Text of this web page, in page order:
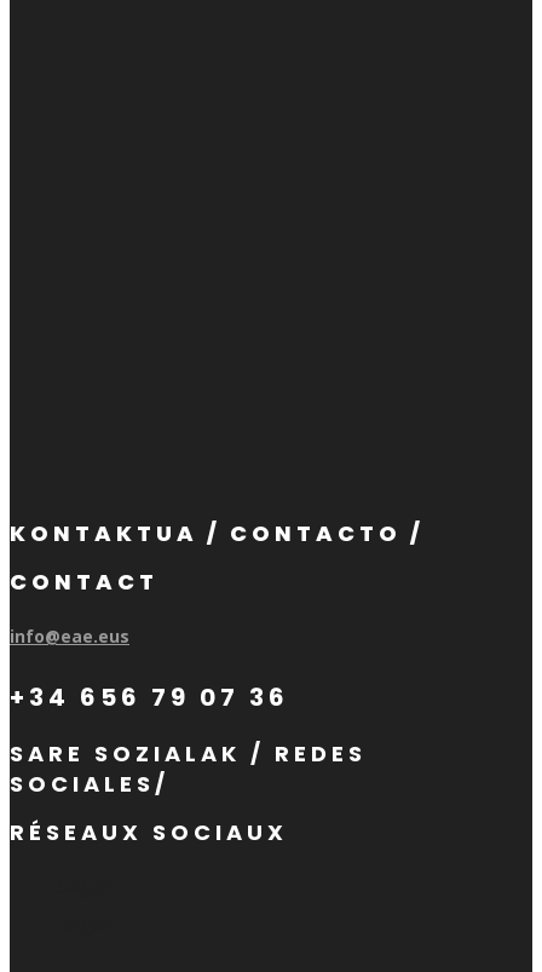
KONTAKTUA / CONTACTO /
CONTACT
info@eae.eus
+34 656 79 07 36
SARE SOZIALAK / REDES
SOCIALES/
RÉSEAUX SOCIAUX